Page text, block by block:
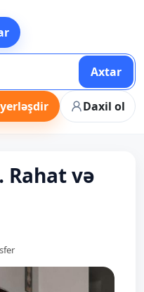
Axtar
Daxil ol
və